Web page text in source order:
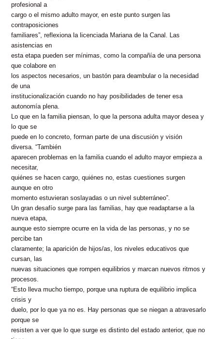
profesional a
cargo o el mismo adulto mayor, en este punto surgen las
contraposiciones
familiares”, reflexiona la licenciada Mariana de la Canal. Las
asistencias en
esta etapa pueden ser mínimas, como la compañía de una persona
que colabore en
los aspectos necesarios, un bastón para deambular o la necesidad
de una
institucionalización cuando no hay posibilidades de tener esa
autonomía plena.
Lo que en la familia piensan, lo que la persona adulta mayor desea y
lo que se
puede en lo concreto, forman parte de una discusión y visión
diversa. “También
aparecen problemas en la familia cuando el adulto mayor empieza a
necesitar,
quiénes se hacen cargo, quiénes no, estas cuestiones surgen
aunque en otro
momento estuvieran soslayadas o un nivel subterráneo”.
Un gran desafío surge para las familias, hay que readaptarse a la
nueva etapa,
aunque esto siempre ocurre en la vida de las personas, y no se
percibe tan
claramente; la aparición de hijos/as, los niveles educativos que
cursan, las
nuevas situaciones que rompen equilibrios y marcan nuevos ritmos y
procesos.
“Esto lleva mucho tiempo, porque una ruptura de equilibrio implica
crisis y
duelo, por lo que ya no es. Hay personas que se niegan a atravesarlo
porque se
resisten a ver que lo que surge es distinto del estado anterior, que no